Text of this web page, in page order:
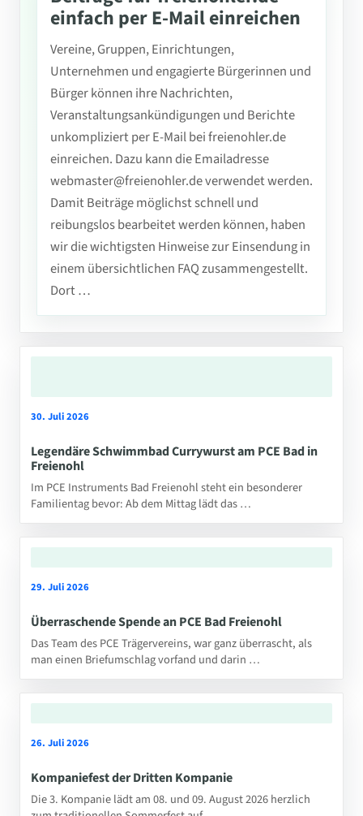
einfach per E-Mail einreichen
Vereine, Gruppen, Einrichtungen,
Unternehmen und engagierte Bürgerinnen und
Bürger können ihre Nachrichten,
Veranstaltungsankündigungen und Berichte
unkompliziert per E-Mail bei freienohler.de
einreichen. Dazu kann die Emailadresse
webmaster@freienohler.de verwendet werden.
Damit Beiträge möglichst schnell und
reibungslos bearbeitet werden können, haben
wir die wichtigsten Hinweise zur Einsendung in
einem übersichtlichen FAQ zusammengestellt.
Dort …
30. Juli 2026
Legendäre Schwimmbad Currywurst am PCE Bad in
Freienohl
Im PCE Instruments Bad Freienohl steht ein besonderer
Familientag bevor: Ab dem Mittag lädt das …
29. Juli 2026
Überraschende Spende an PCE Bad Freienohl
Das Team des PCE Trägervereins, war ganz überrascht, als
man einen Briefumschlag vorfand und darin …
26. Juli 2026
Kompaniefest der Dritten Kompanie
Die 3. Kompanie lädt am 08. und 09. August 2026 herzlich